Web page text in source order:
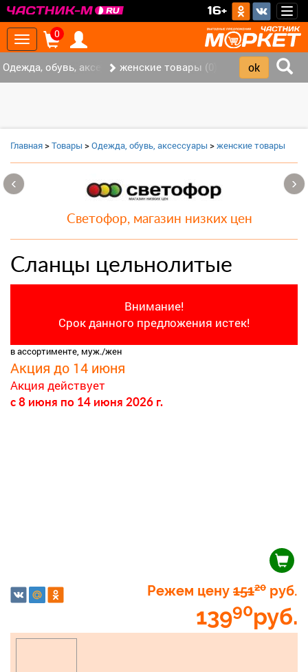
16+
Toggle
navigation
0
Одежда, обувь, аксессуары (0)женские товары (0)
Главная>Товары >Одежда, обувь, аксессуары >женские товары
Светофор, магазин низких цен
Сланцы цельнолитые
Внимание!
Срок данного предложения истек!
в ассортименте, муж./жен
Акция до 14 июня
Акция действует
c 8 июня по 14 июня 2026 г.
Режем цену 15120 руб.
13990руб.
‹ ›